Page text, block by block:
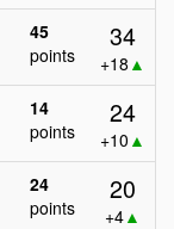
45
points
34
+18 ▲
14
points
24
+10 ▲
24
points
20
+4▲